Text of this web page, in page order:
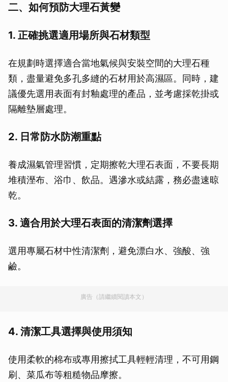
二、如何預防大理石黃變
1. 正確挑選適用場所與石材類型
在規劃時選擇適合當地氣候與安裝空間的大理石種
類，盡量避免多孔多縫的石材用於高濕區。同時，建
議優先選用表面有封釉處理的產品，並考慮採乾掛或
隔離墊層處理。
2. 日常防水防潮重點
養成濕氣管理習慣，定期擦乾大理石表面，不要長期
堆積溼布、浴巾、飲品。遇滲水或結露，務必盡速晾
乾。
3. 適合用於大理石表面的清潔劑選擇
選用專屬石材中性清潔劑，避免漂白水、強酸、強
鹼。
廣告（請繼續閱讀本文）
4. 清潔工具選擇與使用須知
使用柔軟的棉布或專用擦拭工具輕輕清理，不可用鋼
刷、菜瓜布等粗糙物品摩擦。